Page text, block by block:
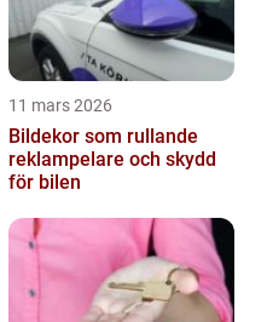
11 mars 2026
Bildekor som rullande
reklampelare och skydd
för bilen